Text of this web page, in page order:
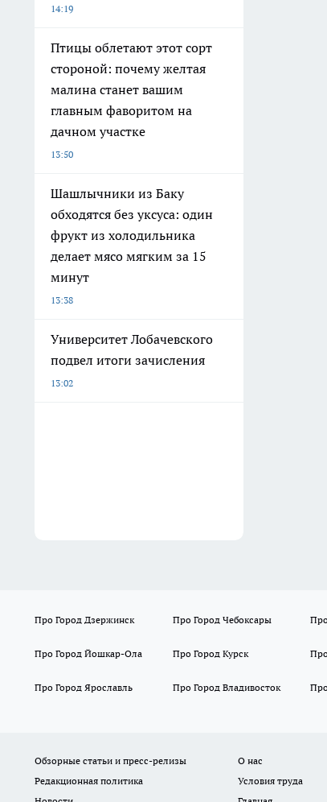
14:19
Птицы облетают этот сорт
стороной: почему желтая
малина станет вашим
главным фаворитом на
дачном участке
13:50
Шашлычники из Баку
обходятся без уксуса: один
фрукт из холодильника
делает мясо мягким за 15
минут
13:38
Университет Лобачевского
подвел итоги зачисления
13:02
Про Город Дзержинск Про Город Чебоксары
Про Город Йошкар-Ола Про Город Курск
Про Город Ярославль Про Город Владивосток
Обзорные статьи и пресс-релизы О нас
Редакционная политика
Условия труда